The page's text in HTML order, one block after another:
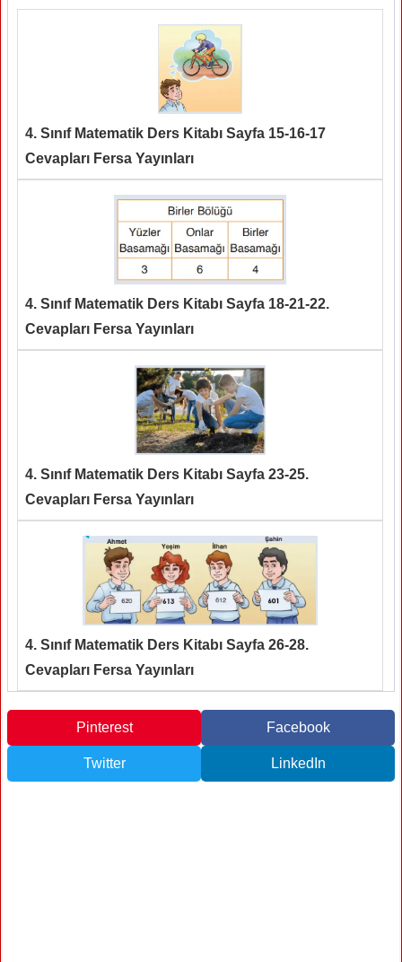
4. Sınıf Matematik Ders Kitabı Sayfa 15-16-17
Cevapları Fersa Yayınları
4. Sınıf Matematik Ders Kitabı Sayfa 18-21-22.
Cevapları Fersa Yayınları
4. Sınıf Matematik Ders Kitabı Sayfa 23-25.
Cevapları Fersa Yayınları
4. Sınıf Matematik Ders Kitabı Sayfa 26-28.
Cevapları Fersa Yayınları
Pinterest Facebook
Twitter LinkedIn